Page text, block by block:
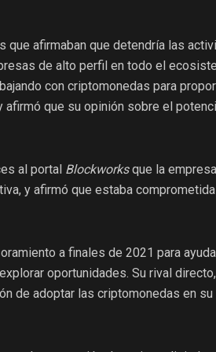
que afirmaban que detendría las
de alto perfil en todo el
con criptomonedas para
que su opinión sobre el
al portal Blockworksque la
y afirmó que estaba
a finales de 2021 para
oportunidades. Su rival directo,
de adoptar las criptomonedas en